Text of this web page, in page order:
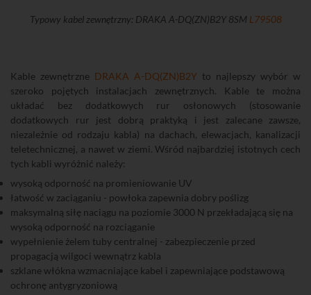
Typowy kabel zewnętrzny: DRAKA A-DQ(ZN)B2Y 8SM L79508
Kable zewnętrzne DRAKA A-DQ(ZN)B2Y to najlepszy wybór w
szeroko pojętych instalacjach zewnętrznych. Kable te można
układać bez dodatkowych rur osłonowych (stosowanie
dodatkowych rur jest dobrą praktyką i jest zalecane zawsze,
niezależnie od rodzaju kabla) na dachach, elewacjach, kanalizacji
teletechnicznej, a nawet w ziemi. Wśród najbardziej istotnych cech
tych kabli wyróżnić należy:
wysoką odporność na promieniowanie UV
łatwość w zaciąganiu - powłoka zapewnia dobry poślizg
maksymalną siłę naciągu na poziomie 3000 N przekładającą się na
wysoką odporność na rozciąganie
wypełnienie żelem tuby centralnej - zabezpieczenie przed
propagacją wilgoci wewnątrz kabla
szklane włókna wzmacniające kabel i zapewniające podstawową
ochronę antygryzoniową